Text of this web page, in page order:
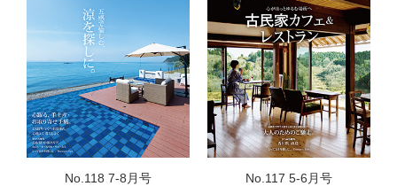
No.118 7-8月号 No.117 5-6月号